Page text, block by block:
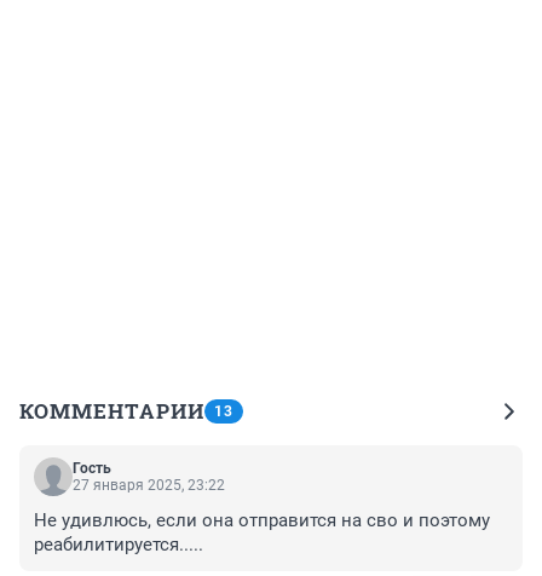
КОММЕНТАРИИ 13
Гость
27 января 2025, 23:22
Не удивлюсь, если она отправится на сво и поэтому
реабилитируется.....